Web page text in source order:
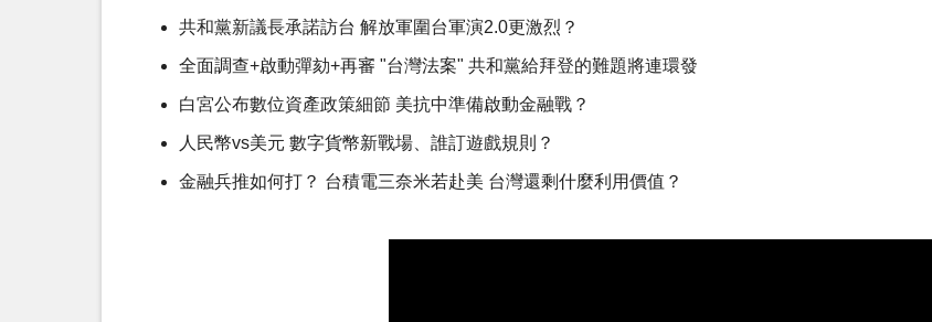
共和黨新議長承諾訪台 解放軍圍台軍演2.0更激烈？
全面調查+啟動彈劾+再審 "台灣法案" 共和黨給拜登的難題將連環發
白宮公布數位資產政策細節 美抗中準備啟動金融戰？
人民幣vs美元 數字貨幣新戰場、誰訂遊戲規則？
金融兵推如何打？ 台積電三奈米若赴美 台灣還剩什麼利用價值？